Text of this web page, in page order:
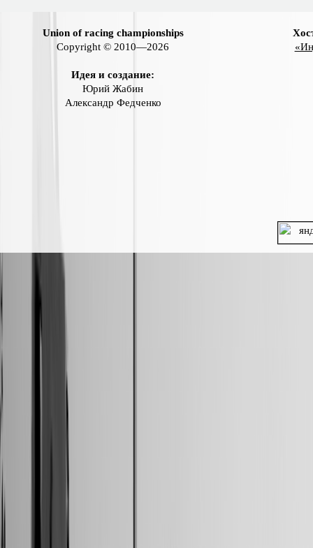
Union of racing championships
Copyright © 2010—2026
Идея и создание:
Юрий Жабин
Александр Федченко